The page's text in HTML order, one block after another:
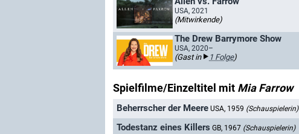
USA, 2021
(Mitwirkende)
The Drew Barrymore Show
USA, 2020–
(Gast in 1 Folge)
Spielfilme/Einzeltitel mit Mia Farrow
Beherrscher der Meere USA, 1959 (Schauspielerin)
Todestanz eines Killers GB, 1967 (Schauspielerin)